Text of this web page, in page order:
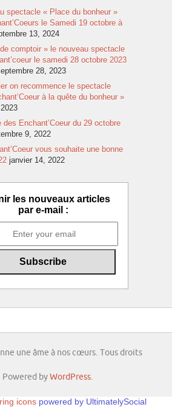
spectacle « Place du bonheur »
le Samedi 19 octobre à
13, 2024
comptoir » le nouveau spectacle
le samedi 28 octobre 2023
28, 2023
on recommence le spectacle
à la quête du bonheur »
des Enchant’Coeur du 29 octobre
9, 2022
vous souhaite une bonne
janvier 14, 2022
les nouveaux articles
par e-mail :
une âme à nos cœurs. Tous droits
Powered by WordPress
icons powered by UltimatelySocial